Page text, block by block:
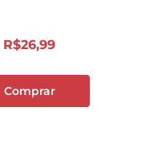
R$26,99
Comprar